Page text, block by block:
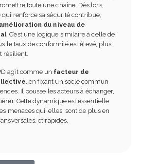
toute une chaîne. Dès lors,
renforce sa sécurité contribue,
du niveau de
. C’est une logique similaire à celle de
le taux de conformité est élevé, plus
résilient.
agit comme un facteur de
, en fixant un socle commun
Il pousse les acteurs à échanger,
Cette dynamique est essentielle
menaces qui, elles, sont de plus en
et rapides.